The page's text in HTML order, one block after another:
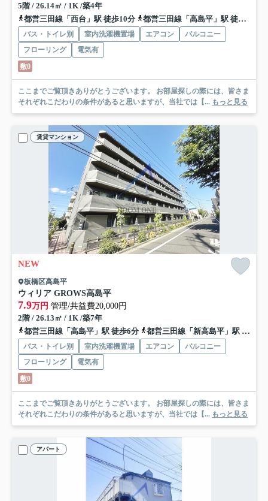
5階 / 26.14㎡ / 1K /築4年
都営三田線「西台」駅 徒歩10分
都営三田線「高島平」駅 徒歩15分
バス・トイレ別 室内洗濯機置場 エアコン
バルコニー
フローリング
電気有
敷0
ここまでご覧頂きありがとうございます。 お部屋探しの際には、皆さま
それぞれこだわりの条件があると思いますが、当社では【... もっと見る
賃貸マンション
NEW
板橋区高島平
ウィリア GROWS高島平
7.9万円 管理/共益費20,000円
2階 / 26.13㎡ / 1K /築7年
都営三田線「高島平」駅 徒歩6分
都営三田線「新高島平」駅 徒歩7分
バス・トイレ別 室内洗濯機置場 エアコン
バルコニー
フローリング
電気有
敷0
ここまでご覧頂きありがとうございます。 お部屋探しの際には、皆さま
それぞれこだわりの条件があると思いますが、当社では【... もっと見る
アパート